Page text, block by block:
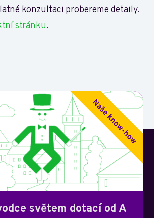
konzultaci probereme detaily.
stránku.
světem dotací od A